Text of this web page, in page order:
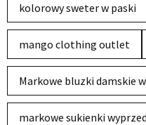
kolorowy sweter w paski
mango clothing outlet
Markowe bluzki damskie
markowe sukienki